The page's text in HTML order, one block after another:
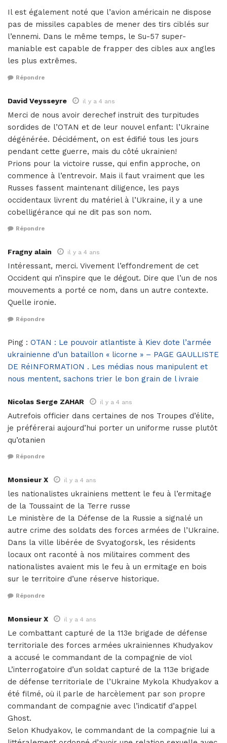
Il est également noté que l’avion américain ne dispose
pas de missiles capables de mener des tirs ciblés sur
l’ennemi. Dans le même temps, le Su-57 super-
maniable est capable de frapper des cibles aux angles
les plus extrêmes.
Répondre
David Veysseyre il y a 4 ans
Merci de nous avoir derechef instruit des turpitudes
sordides de l’OTAN et de leur nouvel enfant: l’Ukraine
dégénérée. Décidément, on est édifié tous les jours
pendant cette guerre, mais du côté ukrainien!
Prions pour la victoire russe, qui enfin approche, on
commence à l’entrevoir. Mais il faut vraiment que les
Russes fassent maintenant diligence, les pays
occidentaux livrent du matériel à l’Ukraine, il y a une
cobelligérance qui ne dit pas son nom.
Répondre
Fragny alain il y a 4 ans
Intéressant, merci. Vivement l’effondrement de cet
Occident qui n’inspire que le dégout. Dire que l’un de nos
mouvements a porté ce nom, dans un autre contexte.
Quelle ironie.
Répondre
Ping : OTAN : Le pouvoir atlantiste à Kiev dote l’armée
ukrainienne d’un bataillon « licorne » – PAGE GAULLISTE
DE RéINFORMATION . Les médias nous manipulent et
nous mentent, sachons trier le bon grain de l ivraie
Nicolas Serge ZAHAR il y a 4 ans
Autrefois officier dans certaines de nos Troupes d’élite,
je préférerai aujourd’hui porter un uniforme russe plutôt
qu’otanien
Répondre
Monsieur X il y a 4 ans
les nationalistes ukrainiens mettent le feu à l’ermitage
de la Toussaint de la Terre russe
Le ministère de la Défense de la Russie a signalé un
autre crime des soldats des forces armées de l’Ukraine.
Dans la ville libérée de Svyatogorsk, les résidents
locaux ont raconté à nos militaires comment des
nationalistes avaient mis le feu à un ermitage en bois
sur le territoire d’une réserve historique.
Répondre
Monsieur X il y a 4 ans
Le combattant capturé de la 113e brigade de défense
territoriale des forces armées ukrainiennes Khudyakov
a accusé le commandant de la compagnie de viol
L’interrogatoire d’un soldat capturé de la 113e brigade
de défense territoriale de l’Ukraine Mykola Khudyakov a
été filmé, où il parle de harcèlement par son propre
commandant de compagnie avec l’indicatif d’appel
Ghost.
Selon Khudyakov, le commandant de la compagnie lui a